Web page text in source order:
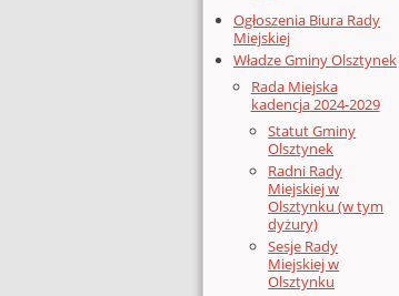
Ogłoszenia Biura Rady
Miejskiej
Władze Gminy Olsztynek
Rada Miejska
kadencja 2024-2029
Statut Gminy
Olsztynek
Radni Rady
Miejskiej w
Olsztynku (w tym
dyżury)
Sesje Rady
Miejskiej w
Olsztynku